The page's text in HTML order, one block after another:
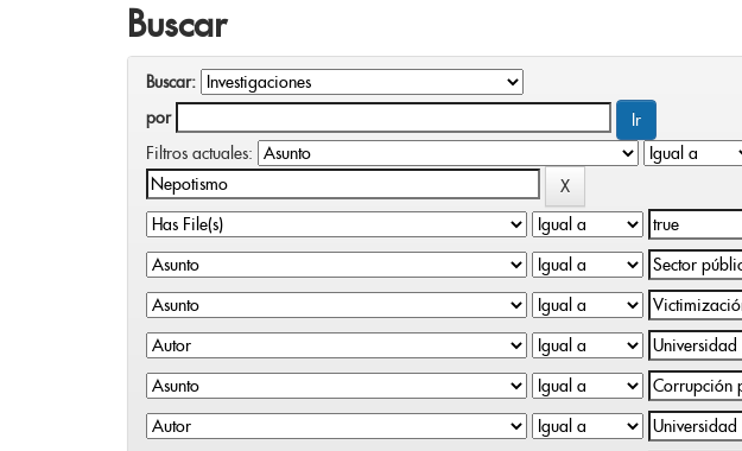
Buscar
Buscar:
por
Filtros actuales: